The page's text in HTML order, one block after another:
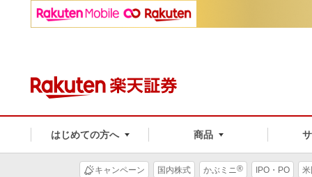
はじめての方へ 商品
キャンペーン 国内株式 かぶミニ® IPO・PO